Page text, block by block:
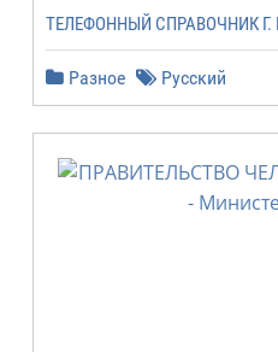
ТЕЛЕФОННЫЙ СПРАВОЧНИК Г.
Разное Русский